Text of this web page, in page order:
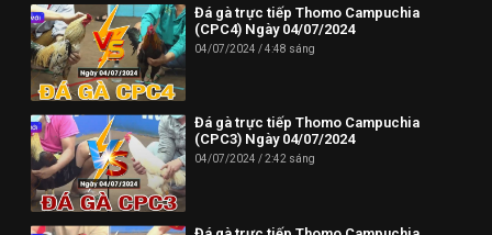
Đá gà trực tiếp Thomo Campuchia
(CPC4) Ngày 04/07/2024
04/07/2024 4:48 sáng
Đá gà trực tiếp Thomo Campuchia
(CPC3) Ngày 04/07/2024
04/07/2024 2:42 sáng